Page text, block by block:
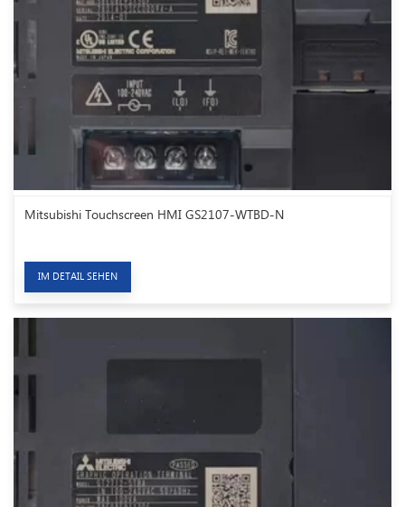
Mitsubishi Touchscreen HMI GS2107-WTBD-N
IM DETAIL SEHEN